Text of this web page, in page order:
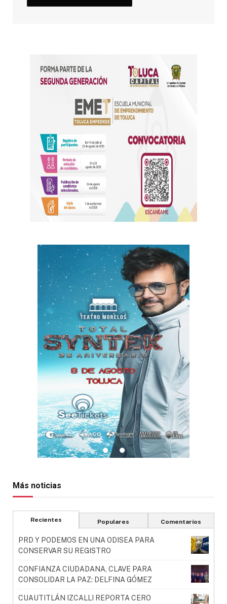
Más noticias
Recientes Populares Comentarios
PRD Y PODEMOS EN UNA ODISEA PARA
CONSERVAR SU REGISTRO
CONFIANZA CIUDADANA, CLAVE PARA
CONSOLIDAR LA PAZ: DELFINA GÓMEZ
CUAUTITLÁN IZCALLI REPORTA CERO